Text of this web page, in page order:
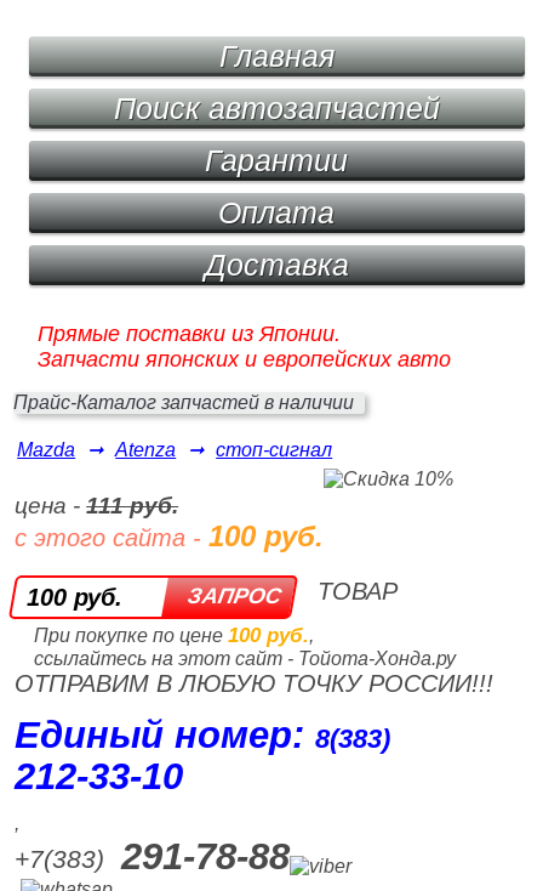
Главная
Поиск автозапчастей
Гарантии
Оплата
Доставка
Прямые поставки из Японии.
Запчасти японских и европейских авто
Прайс-Каталог запчастей в наличии
Mazda ➞ Atenza ➞ стоп-сигнал
цена -111 руб.
с этого сайта -100 руб.
100 руб.
При покупке по цене 100 руб.,
ссылайтесь на этот сайт - Тойота-Хонда.ру
ТОВАР
ОТПРАВИМ В ЛЮБУЮ ТОЧКУ РОССИИ!!!
Единый номер:8(383)
212‑33‑10
,
+7(383) 291-78-88